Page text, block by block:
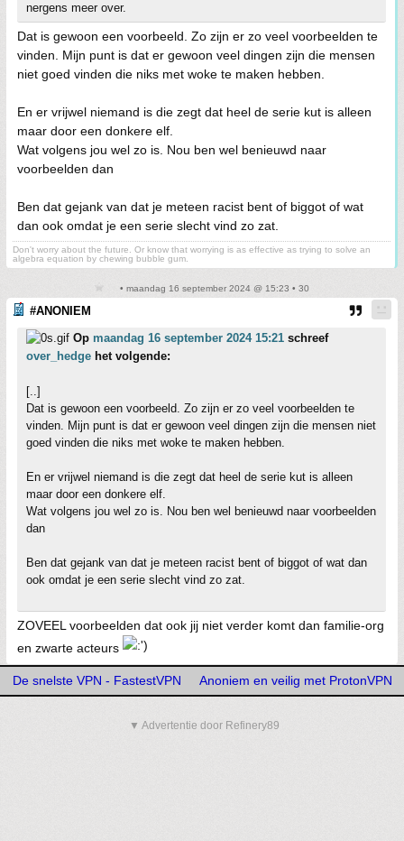
nergens meer over.
Dat is gewoon een voorbeeld. Zo zijn er zo veel voorbeelden te
vinden. Mijn punt is dat er gewoon veel dingen zijn die mensen
niet goed vinden die niks met woke te maken hebben.
En er vrijwel niemand is die zegt dat heel de serie kut is alleen
maar door een donkere elf.
Wat volgens jou wel zo is. Nou ben wel benieuwd naar
voorbeelden dan
Ben dat gejank van dat je meteen racist bent of biggot of wat
dan ook omdat je een serie slecht vind zo zat.
Don't worry about the future. Or know that worrying is as effective as trying to solve an
algebra equation by chewing bubble gum.
• maandag 16 september 2024 @ 15:23 • 30
#ANONIEM
Op maandag 16 september 2024 15:21 schreef
over_hedge het volgende:
[..]
Dat is gewoon een voorbeeld. Zo zijn er zo veel voorbeelden te
vinden. Mijn punt is dat er gewoon veel dingen zijn die mensen niet
goed vinden die niks met woke te maken hebben.
En er vrijwel niemand is die zegt dat heel de serie kut is alleen
maar door een donkere elf.
Wat volgens jou wel zo is. Nou ben wel benieuwd naar voorbeelden
dan
Ben dat gejank van dat je meteen racist bent of biggot of wat dan
ook omdat je een serie slecht vind zo zat.
ZOVEEL voorbeelden dat ook jij niet verder komt dan familie-org
en zwarte acteurs
De snelste VPN - FastestVPN Anoniem en veilig met ProtonVPN
▼ Advertentie door Refinery89